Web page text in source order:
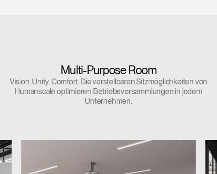
Select
Region
Multi-Purpose Room
Vision. Unity. Comfort. Die verstellbaren Sitzmöglichkeiten von
Humanscale optimieren Betriebsversammlungen in jedem
Unternehmen.